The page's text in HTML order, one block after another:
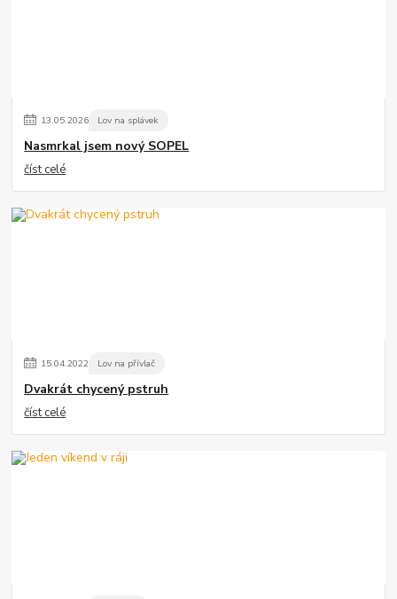
13.05.2026 Lov na splávek
Nasmrkal jsem nový SOPEL
číst celé
15.04.2022 Lov na přívlač
Dvakrát chycený pstruh
číst celé